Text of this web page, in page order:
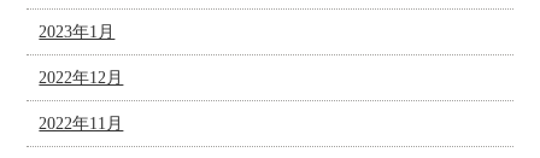
2023年1月
2022年12月
2022年11月